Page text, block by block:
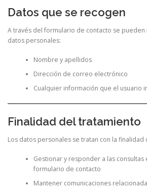
Datos que se recogen
A través del formulario de contacto se
datos personales:
Nombre y apellidos
Dirección de correo electrónico
Cualquier información que el usuario
Finalidad del tratamiento
Los datos personales se tratan con la finalidad
Gestionar y responder a las consultas
formulario de contacto
Mantener comunicaciones